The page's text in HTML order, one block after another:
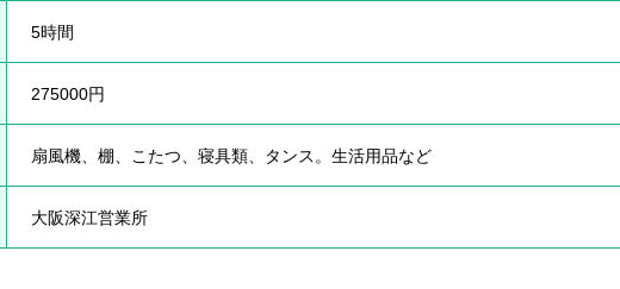
5時間
275000円
扇風機、棚、こたつ、寝具類、タンス。生活用品など
大阪深江営業所